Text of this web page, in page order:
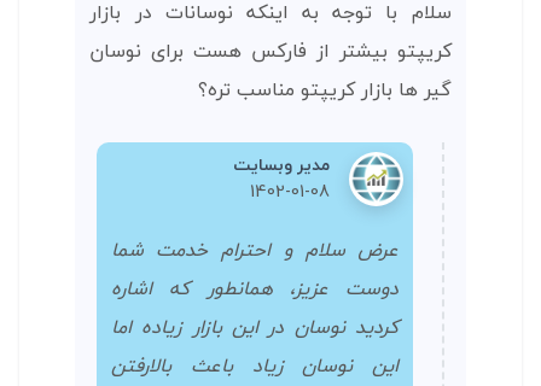
سلام با توجه به اینکه نوسانات در بازار
کریپتو بیشتر از فارکس هست برای نوسان
گیر ها بازار کریپتو مناسب تره؟
مدیر وبسایت
1402-01-08
عرض سلام و احترام خدمت شما
دوست عزیز، همانطور که اشاره
کردید نوسان در این بازار زیاده اما
این نوسان زیاد باعث بالارفتن